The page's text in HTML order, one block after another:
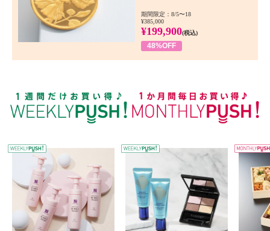
期間限定：8/5〜18
¥385,000
¥199,900(税込)
48%OFF
WEEKLY PUSH